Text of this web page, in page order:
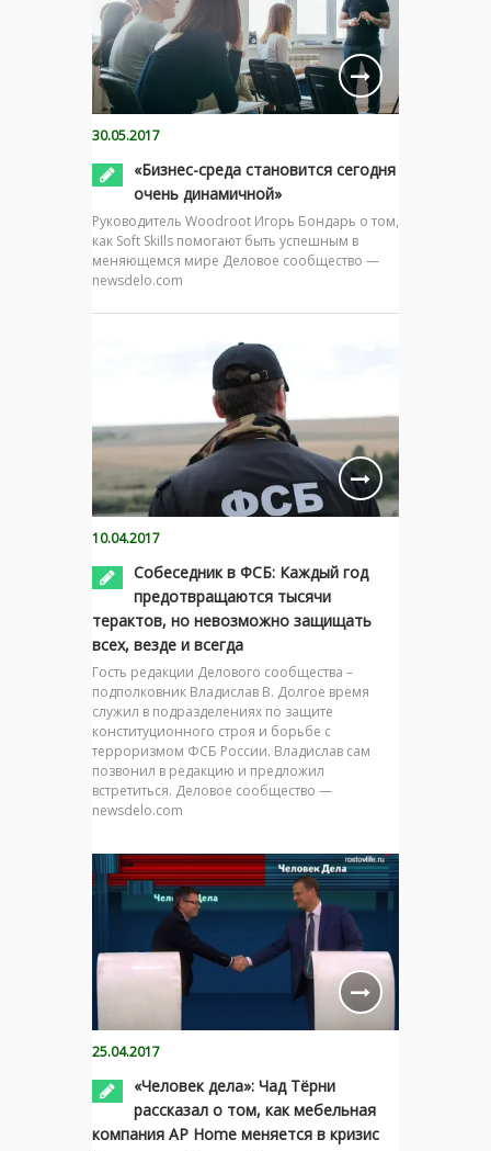
30.05.2017
«Бизнес-среда становится сегодня
очень динамичной»
Руководитель Woodroot Игорь Бондарь о том,
как Soft Skills помогают быть успешным в
меняющемся мире Деловое сообщество —
newsdelo.com
10.04.2017
Собеседник в ФСБ: Каждый год
предотвращаются тысячи
терактов, но невозможно защищать
всех, везде и всегда
Гость редакции Делового сообщества –
подполковник Владислав В. Долгое время
служил в подразделениях по защите
конституционного строя и борьбе с
терроризмом ФСБ России. Владислав сам
позвонил в редакцию и предложил
встретиться. Деловое сообщество —
newsdelo.com
25.04.2017
«Человек дела»: Чад Тёрни
рассказал о том, как мебельная
компания AP Home меняется в кризис